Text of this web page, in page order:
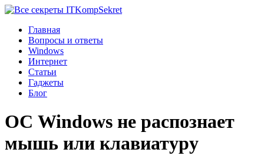
KompSekret
Главная
Вопросы и ответы
Windows
Интернет
Статьи
Гаджеты
Блог
ОС Windows не распознает
мышь или клавиатуру